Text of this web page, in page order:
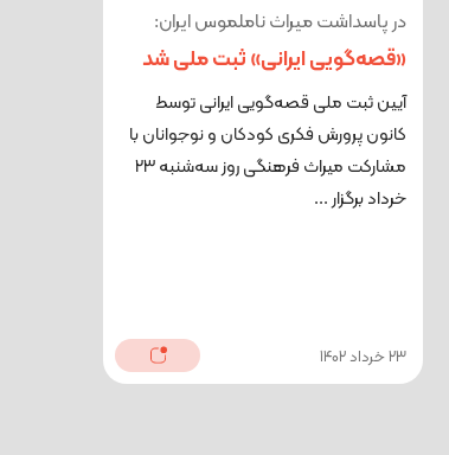
در پاسداشت میراث ناملموس ایران:
«قصه‌گویی ایرانی» ثبت ملی شد
آیین ثبت ملی قصه‌گویی ایرانی توسط
کانون پرورش فکری کودکان و نوجوانان با
مشارکت میراث فرهنگی روز سه‌شنبه ۲۳
خرداد برگزار ...
23 خرداد 1402